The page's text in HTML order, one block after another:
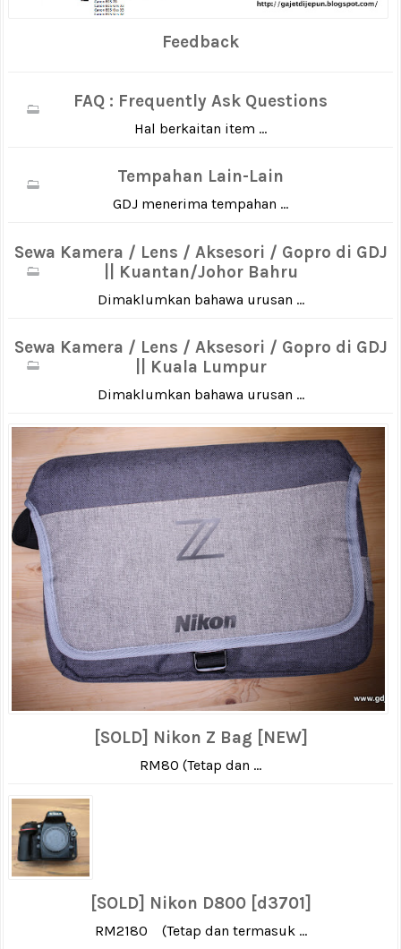
Feedback
FAQ : Frequently Ask Questions
Hal berkaitan item ...
Tempahan Lain-Lain
GDJ menerima tempahan ...
Sewa Kamera / Lens / Aksesori / Gopro di GDJ
|| Kuantan/Johor Bahru
Dimaklumkan bahawa urusan ...
Sewa Kamera / Lens / Aksesori / Gopro di GDJ
|| Kuala Lumpur
Dimaklumkan bahawa urusan ...
[SOLD] Nikon Z Bag [NEW]
RM80 (Tetap dan ...
[SOLD] Nikon D800 [d3701]
RM2180 (Tetap dan termasuk ...